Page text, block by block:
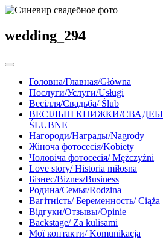
wedding_294
Головна/Главная/Główna
Послуги/Услуги/Usługi
Весілля/Свадьба/ Ślub
ВЕСІЛЬНІ КНИЖКИ/
ŚLUBNE
Нагороди/Награды/Nagrody
Жіноча фотосесія/Kobiety
Чоловіча фотосесія/ Mężczyźni
Love story/ Historia miłosna
Бізнес/Biznes/Business
Родина/Семья/Rodzina
Вагітність/ Беременность/ Ciąża
Відгуки/Отзывы/Opinie
Backstage/ Za kulisami
Мої контакти/ Komunikacja